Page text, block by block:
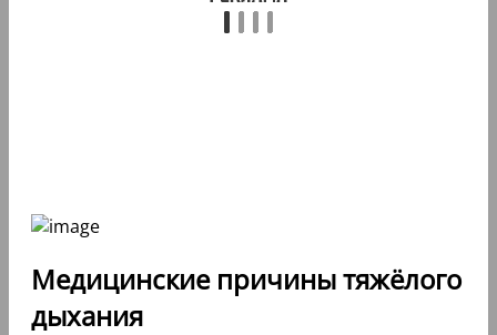
Медицинские причины тяжёлого
дыхания